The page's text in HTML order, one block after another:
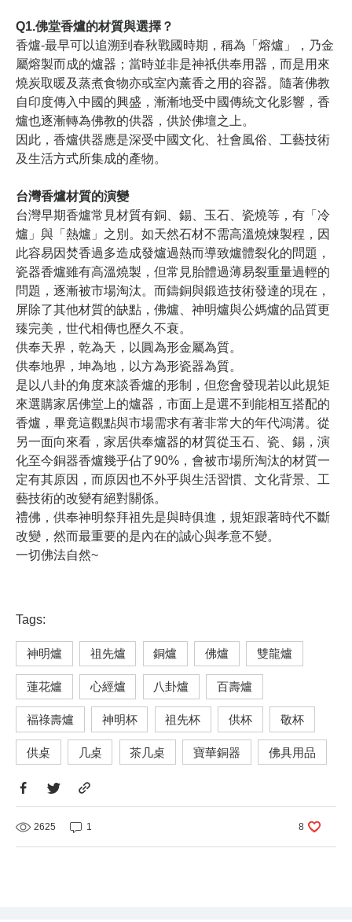
Q1.佛堂香爐的材質與選擇？
香爐-最早可以追溯到春秋戰國時期，稱為「熔爐」，乃金
屬熔製而成的爐器；當時並非是神祇供奉用器，而是用來
燒炭取暖及蒸煮食物亦或室內薰香之用的容器。隨著佛教
自印度傳入中國的興盛，漸漸地受中國傳統文化影響，香
爐也逐漸轉為佛教的供器，供於佛壇之上。
因此，香爐供器應是深受中國文化、社會風俗、工藝技術
及生活方式所集成的產物。
台灣香爐材質的演變
台灣早期香爐常見材質有銅、錫、玉石、瓷燒等，有「冷
爐」與「熱爐」之別。如天然石材不需高溫燒煉製程，因
此容易因焚香過多造成發爐過熱而導致爐體裂化的問題，
瓷器香爐雖有高溫燒製，但常見胎體過薄易裂重量過輕的
問題，逐漸被市場淘汰。而鑄銅與鍛造技術發達的現在，
屏除了其他材質的缺點，佛爐、神明爐與公媽爐的品質更
臻完美，世代相傳也歷久不衰。
供奉天界，乾為天，以圓為形金屬為質。
供奉地界，坤為地，以方為形瓷器為質。
是以八卦的角度來談香爐的形制，但您會發現若以此規矩
來選購家居佛堂上的爐器，市面上是選不到能相互搭配的
香爐，畢竟這觀點與市場需求有著非常大的年代鴻溝。從
另一面向來看，家居供奉爐器的材質從玉石、瓷、錫，演
化至今銅器香爐幾乎佔了90%，會被市場所淘汰的材質一
定有其原因，而原因也不外乎與生活習慣、文化背景、工
藝技術的改變有絕對關係。
禮佛，供奉神明祭拜祖先是與時俱進，規矩跟著時代不斷
改變，然而最重要的是內在的誠心與孝意不變。
一切佛法自然~
Tags:
神明爐 祖先爐 銅爐 佛爐 雙龍爐
蓮花爐 心經爐 八卦爐 百壽爐
福祿壽爐 神明杯 祖先杯 供杯 敬杯
供桌 几桌 茶几桌 寶華銅器 佛具用品
2625 1 8